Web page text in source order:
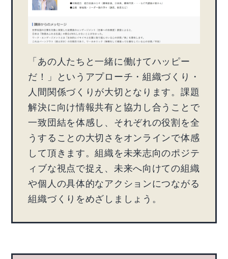
「あの人たちと一緒に働けてハッピー
だ！」というアプローチ・組織づくり・
人間関係づくりが大切となります。課題
解決に向け情報共有と協力し合うことで
一致団結を体感し、それぞれの役割を全
うすることの大切さをオンラインで体感
して頂きます。組織を未来志向のポジテ
ィブな視点で捉え、未来へ向けての組織
や個人の具体的なアクションにつながる
組織づくりをめざしましょう。